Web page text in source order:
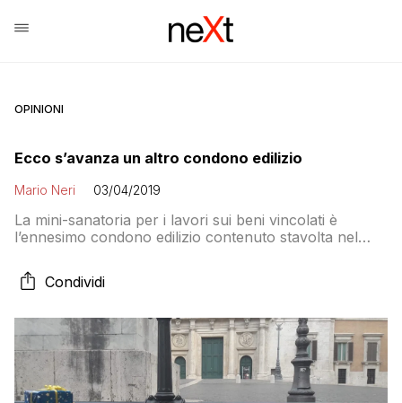
OPINIONI
Ecco s’avanza un altro condono edilizio
Mario Neri 03/04/2019
La mini-sanatoria per i lavori sui beni vincolati è
l’ennesimo condono edilizio contenuto stavolta nel
ci racconta l’ennesima novità contenuta nella bozza
del decreto approvato tempo fa dal consiglio dei
ancora trovate: La novità più grossa è in un […]
Condividi